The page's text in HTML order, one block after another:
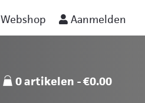
Webshop Aanmelden
0 artikelen €0.00